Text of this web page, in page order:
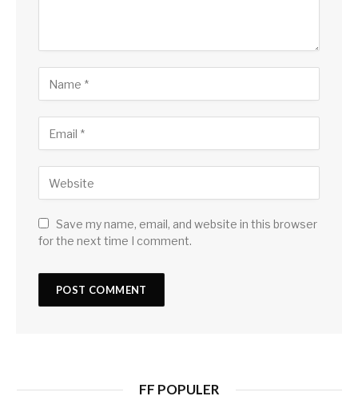
Save my name, email, and website in this browser
for the next time I comment.
FF POPULER